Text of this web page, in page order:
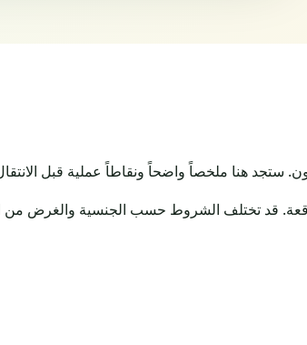
هنا ملخصاً واضحاً ونقاطاً عملية قبل
قد تختلف الشروط حسب الجنسية والغرض من